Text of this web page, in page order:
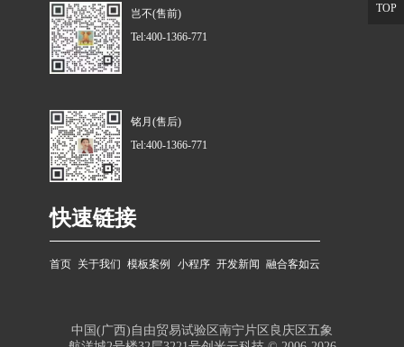
快速链接
首页 关于我们 模板案例 小程序 开发新闻 融合客如云
岂不(售前)
Tel:400-1366-771
铭月(售后)
Tel:400-1366-771
中国(广西)自由贸易试验区南宁片区良庆区五象
TOP